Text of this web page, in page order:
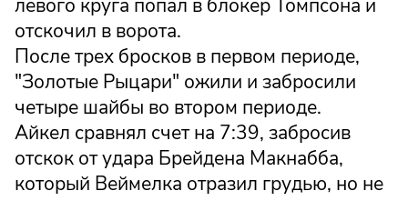
левого круга попал в блокер Томпсона и
отскочил в ворота.
После трех бросков в первом периоде,
"Золотые Рыцари" ожили и забросили
четыре шайбы во втором периоде.
Айкел сравнял счет на 7:39, забросив
отскок от удара Брейдена Макнабба,
который Веймелка отразил грудью, но не